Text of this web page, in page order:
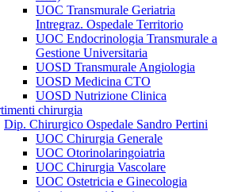
UOC Transmurale Geriatria
Intregraz. Ospedale Territorio
UOC Endocrinologia Transmurale a
Gestione Universitaria
UOSD Transmurale Angiologia
UOSD Medicina CTO
UOSD Nutrizione Clinica
chirurgia
Dip. Chirurgico Ospedale Sandro Pertini
UOC Chirurgia Generale
UOC Otorinolaringoiatria
UOC Chirurgia Vascolare
UOC Ostetricia e Ginecologia